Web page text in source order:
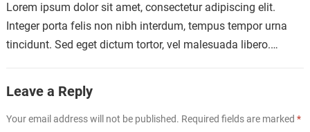
Lorem ipsum dolor sit amet, consectetur adipiscing elit.
Integer porta felis non nibh interdum, tempus tempor urna
tincidunt. Sed eget dictum tortor, vel malesuada libero.
Leave a Reply
Your email address will not be published. Required fields are marked *